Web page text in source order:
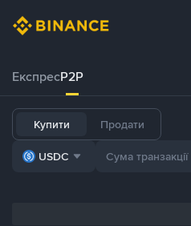
ЕкспресP2P
Купити Продати
USDC